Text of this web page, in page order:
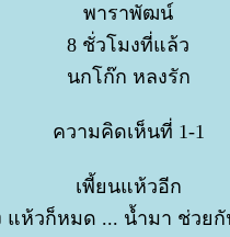
พาราพัฒน์
8 ชั่วโมงที่แล้ว
นกโก๊ก หลงรัก
ความคิดเห็นที่ 1-1
เพี้ยนแห้วอีก
แห้วก็หมด ... น้ำมา ช่วย